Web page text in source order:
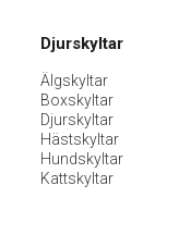
Djurskyltar
Älgskyltar
Boxskyltar
Djurskyltar
Hästskyltar
Hundskyltar
Kattskyltar